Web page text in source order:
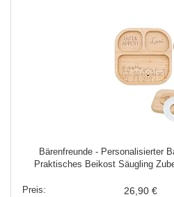
Bärenfreunde - Personalisierter
Praktisches Beikost Säugling
26,90 €